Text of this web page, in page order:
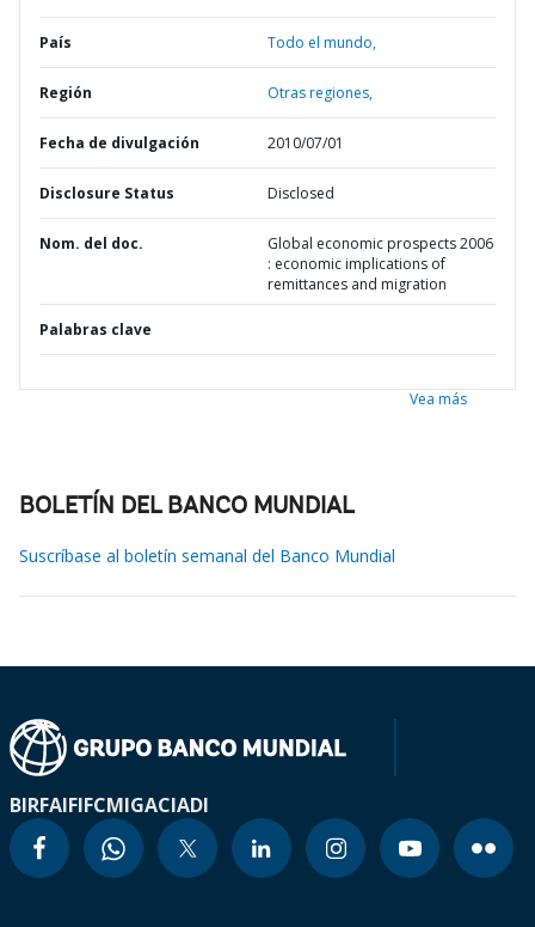
País Todo el mundo,
Región Otras regiones,
Fecha de divulgación 2010/07/01
Disclosure Status Disclosed
Nom. del doc.
Global economic prospects 2006
: economic implications of
remittances and migration
Palabras clave
Vea más
BOLETÍN DEL BANCO MUNDIAL
Suscríbase al boletín semanal del Banco Mundial
BIRFAIFIFCMIGACIADI